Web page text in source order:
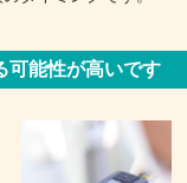
可能性が高いです